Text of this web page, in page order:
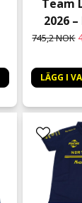
Team
2026
745,2 NOK
LÄGG I